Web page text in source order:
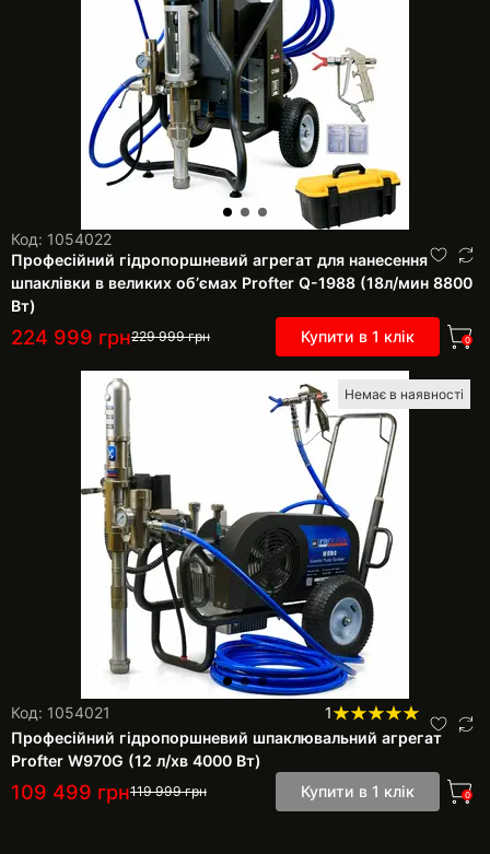
Код: 1054022
Професійний гідропоршневий агрегат для нанесення
шпаклівки в великих обʼємах Profter Q-1988 (18л/мин 8800
Вт)
224 999 грн229 999грн Купити в 1 клік 0
Немає в наявності
Код: 1054021
1
Професійний гідропоршневий шпаклювальний агрегат
Profter W970G (12 л/хв 4000 Вт)
109 499 грн119 999грн Купити в 1 клік 0